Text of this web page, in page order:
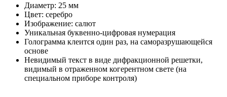
Диаметр: 25 мм
Цвет: серебро
Изображение: салют
Уникальная буквенно-цифровая нумерация
Голограмма клеится один раз, на саморазрушающейся
основе
Невидимый текст в виде дифракционной решетки,
видимый в отраженном когерентном свете (на
специальном приборе контроля)